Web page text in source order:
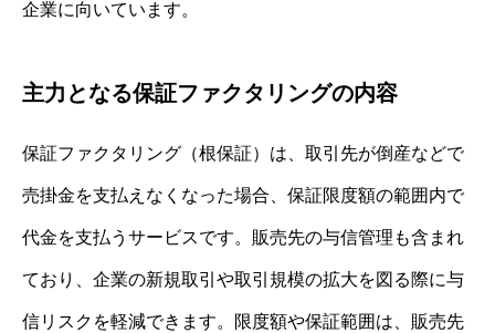
企業に向いています。
主力となる保証ファクタリングの内容
保証ファクタリング（根保証）は、取引先が倒産などで
売掛金を支払えなくなった場合、保証限度額の範囲内で
代金を支払うサービスです。販売先の与信管理も含まれ
ており、企業の新規取引や取引規模の拡大を図る際に与
信リスクを軽減できます。限度額や保証範囲は、販売先